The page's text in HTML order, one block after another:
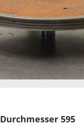
Durchmesser 595